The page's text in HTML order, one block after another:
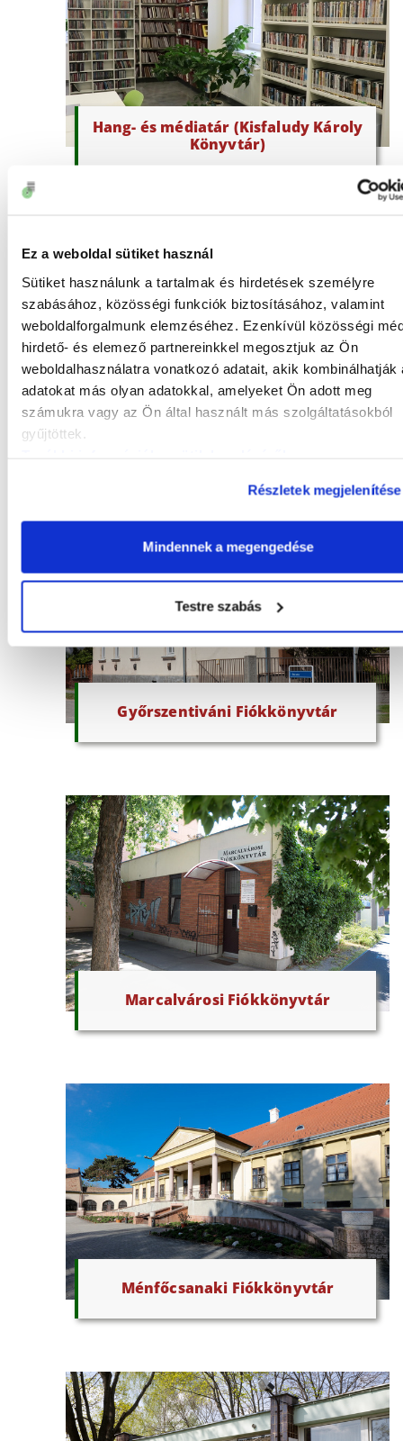
Ez a weboldal sütiket használ
Sütiket használunk a tartalmak és hirdetések személyre
szabásához, közösségi funkciók biztosításához, valamint
weboldalforgalmunk elemzéséhez. Ezenkívül közösségi
hirdető- és elemező partnereinkkel megosztjuk az Ön
weboldalhasználatra vonatkozó adatait, akik kombinálhatják
adatokat más olyan adatokkal, amelyeket Ön adott meg
számukra vagy az Ön által használt más szolgáltatásokból
gyűjtöttek.
Részletek megjelenítése
Mindennek a megengedése
Testre szabás
Hang- és médiatár (Kisfaludy Károly
Könyvtár)
Gyárvárosi Fiókkönyvtár és
Győrszentiváni Fiókkönyvtár
Marcalvárosi Fiókkönyvtár
Ménfőcsanaki Fiókkönyvtár